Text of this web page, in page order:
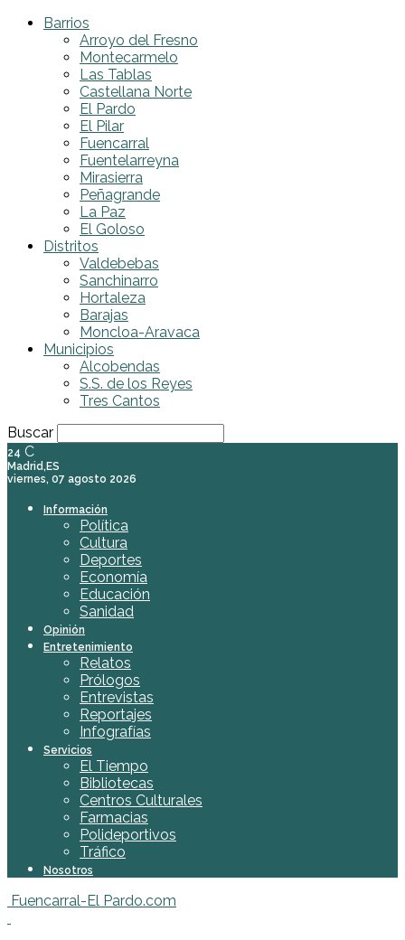
Barrios
Arroyo del Fresno
Montecarmelo
Las Tablas
Castellana Norte
El Pardo
El Pilar
Fuencarral
Fuentelarreyna
Mirasierra
Peñagrande
La Paz
El Goloso
Distritos
Valdebebas
Sanchinarro
Hortaleza
Barajas
Moncloa-Aravaca
Municipios
Alcobendas
S.S. de los Reyes
Tres Cantos
Buscar
24 C
Madrid,ES
viernes, 07 agosto 2026
Información
Política
Cultura
Deportes
Economía
Educación
Sanidad
Opinión
Entretenimiento
Relatos
Prólogos
Entrevistas
Reportajes
Infografías
Servicios
El Tiempo
Bibliotecas
Centros Culturales
Farmacias
Polideportivos
Tráfico
Nosotros
Fuencarral-El Pardo.com